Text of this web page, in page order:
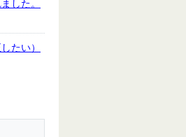
した。
たい）